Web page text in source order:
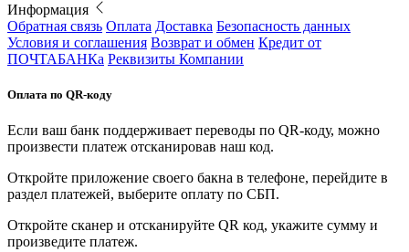
Информация
Обратная связь Оплата Доставка Безопасность данных
Условия и соглашения Возврат и обмен Кредит от
ПОЧТАБАНКа Реквизиты Компании
Оплата по QR-коду
Если ваш банк поддерживает переводы по QR-коду, можно
произвести платеж отсканировав наш код.
Откройте приложение своего бакна в телефоне, перейдите в
раздел платежей, выберите оплату по СБП.
Откройте сканер и отсканируйте QR код, укажите сумму и
произведите платеж.